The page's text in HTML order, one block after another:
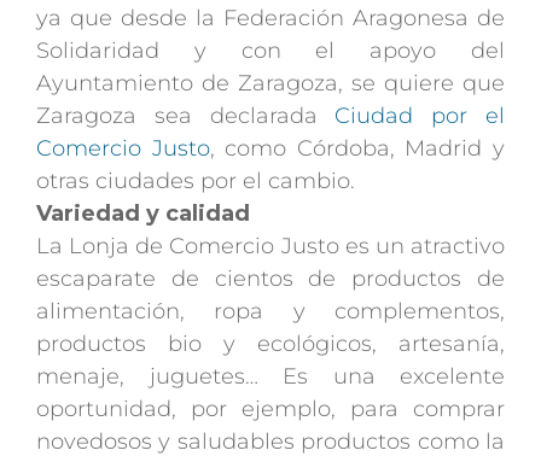
ya que desde la Federación Aragonesa de
Solidaridad y con el apoyo del
Ayuntamiento de Zaragoza, se quiere que
Zaragoza sea declarada Ciudad por el
Comercio Justo, como Córdoba, Madrid y
otras ciudades por el cambio.
Variedad y calidad
La Lonja de Comercio Justo es un atractivo
escaparate de cientos de productos de
alimentación, ropa y complementos,
productos bio y ecológicos, artesanía,
menaje, juguetes… Es una excelente
oportunidad, por ejemplo, para comprar
novedosos y saludables productos como la